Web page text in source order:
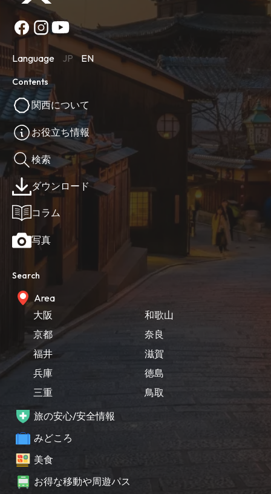
Language JP EN
Contents
関西について
お役立ち情報
検索
ダウンロード
コラム
写真
Search
Area
大阪
京都
福井
兵庫
三重
和歌山
奈良
滋賀
徳島
鳥取
旅の安心/安全情報
みどころ
美食
お得な移動や周遊パス